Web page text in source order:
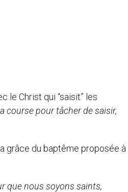
le Christ qui “saisit” les
course pour tâcher de saisir,
grâce du baptême proposée à
que nous soyons saints,